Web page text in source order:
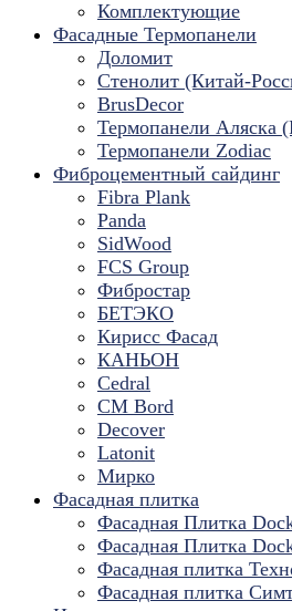
Комплектующие
Фасадные Термопанели
Доломит
Стенолит (Китай-
BrusDecor
Термопанели Аляска
Термопанели Zodiac
Фиброцементный сайдинг
Fibra Plank
Panda
SidWood
FCS Group
Фибростар
БЕТЭКО
Кирисс Фасад
КАНЬОН
Cedral
CM Bord
Decover
Latonit
Мирко
Фасадная плитка
Фасадная Плитка
Фасадная Плитка
Фасадная плитка
Фасадная плитка